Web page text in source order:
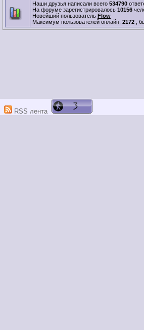
Наши друзья написали всего 534790
На форуме зарегистрировалось 10156
Новейший пользователь Flow
Максимум пользователей онлайн, 2172 ,
RSS лента